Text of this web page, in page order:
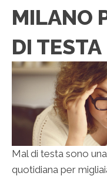
MILANO
DI TESTA
Mal di testa sono
quotidiana per